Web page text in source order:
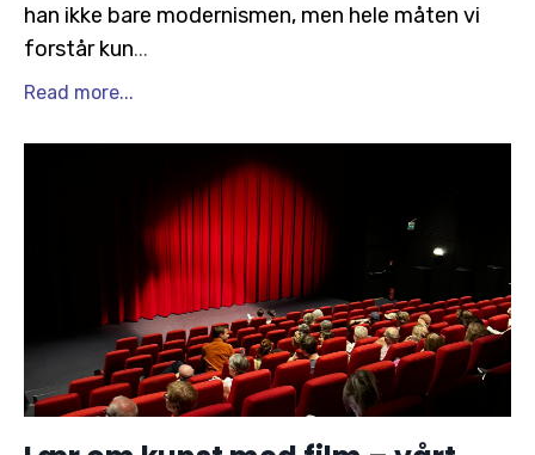
han ikke bare modernismen, men hele måten vi
forstår kun...
Read more...